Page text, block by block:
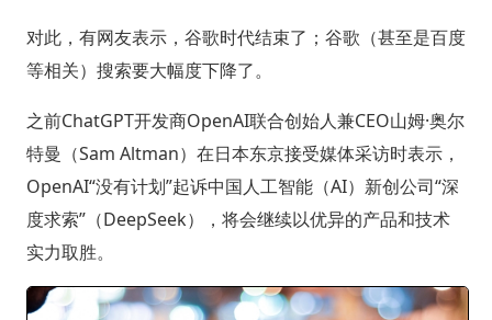
对此，有网友表示，谷歌时代结束了；谷歌（甚至是百度
等相关）搜索要大幅度下降了。
之前ChatGPT开发商OpenAI联合创始人兼CEO山姆·奥尔
特曼（Sam Altman）在日本东京接受媒体采访时表示，
OpenAI“没有计划”起诉中国人工智能（AI）新创公司“深
度求索”（DeepSeek），将会继续以优异的产品和技术
实力取胜。